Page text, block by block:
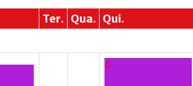
Ter. Qua. Qui.
6